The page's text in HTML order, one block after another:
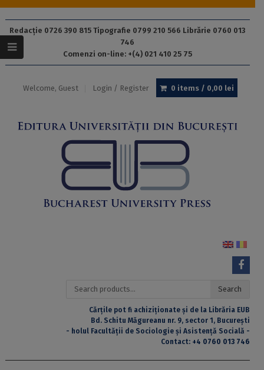
Redacție 0726 390 815 Tipografie 0799 210 566 Librărie 0760 013
746
Comenzi on-line: +(4) 021 410 25 75
Welcome, Guest Login / Register 0 items / 0,00 lei
Search
Search
Cărțile pot fi achiziționate și de la Librăria EUB
Bd. Schitu Măgureanu nr. 9, sector 1, București
- holul Facultății de Sociologie și Asistență Socială -
Contact: +4 0760 013 746